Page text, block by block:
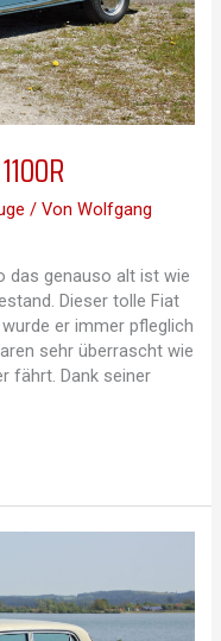
/ VonWolfgang
das genauso alt ist wie
Dieser tolle Fiat
er immer pfleglich
sehr überrascht wie
fährt. Dank seiner